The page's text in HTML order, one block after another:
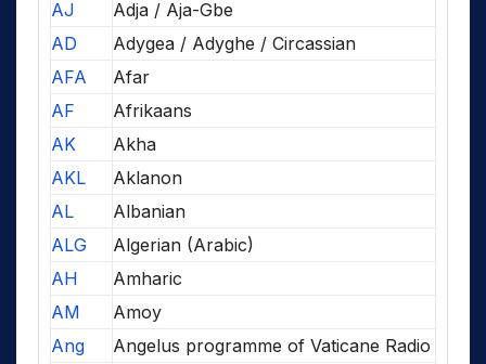
AJ
Adja / Aja-Gbe
AD
Adygea / Adyghe / Circassian
AFA
Afar
AF
Afrikaans
AK
Akha
AKL
Aklanon
AL
Albanian
ALG
Algerian (Arabic)
AH
Amharic
AM
Amoy
Ang
Angelus programme of Vaticane Radio